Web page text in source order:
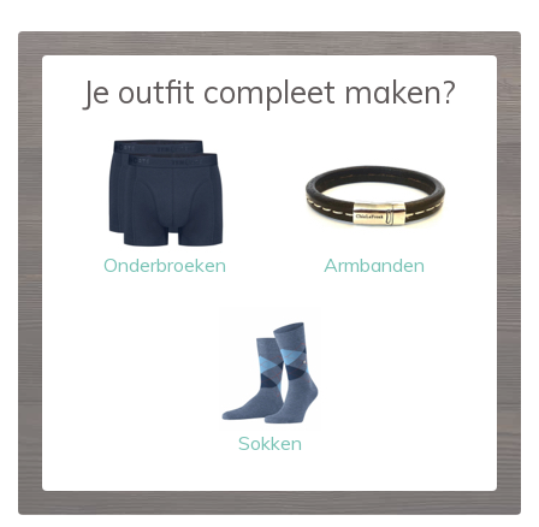
Je outfit compleet maken?
Onderbroeken Armbanden
Sokken